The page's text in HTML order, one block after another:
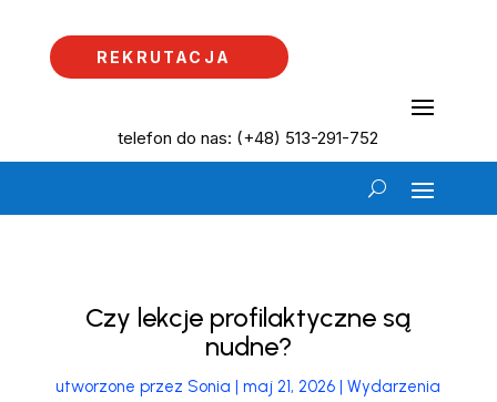
REKRUTACJA
telefon do nas: (+48) 513-291-752
Czy lekcje profilaktyczne są
nudne?
utworzone przez Sonia |maj 21, 2026 |Wydarzenia